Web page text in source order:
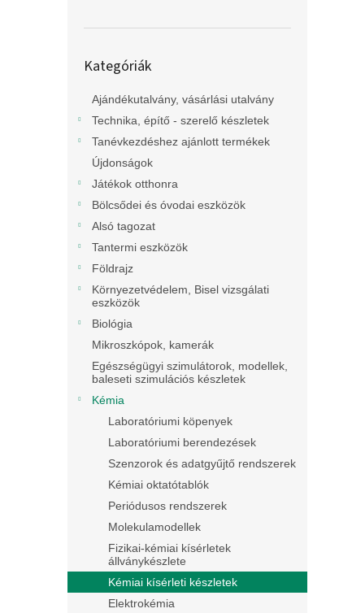
átugrása
Kategóriák
Ajándékutalvány, vásárlási utalvány
Technika, építő - szerelő készletek
Tanévkezdéshez ajánlott termékek
Újdonságok
Játékok otthonra
Bölcsődei és óvodai eszközök
Alsó tagozat
Tantermi eszközök
Földrajz
Környezetvédelem, Bisel vizsgálati
eszközök
Biológia
Mikroszkópok, kamerák
Egészségügyi szimulátorok, modellek,
baleseti szimulációs készletek
Kémia
Laboratóriumi köpenyek
Laboratóriumi berendezések
Szenzorok és adatgyűjtő rendszerek
Kémiai oktatótablók
Periódusos rendszerek
Molekulamodellek
Fizikai-kémiai kísérletek
állványkészlete
Kémiai kísérleti készletek
Elektrokémia